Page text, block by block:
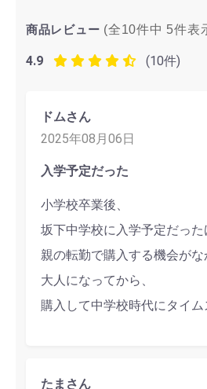
商品レビュー (全10件中 5件表
4.9 (10件)
ドムさん
2025年08月06日
入学予定だった
小学校卒業後、
坂下中学校に入学予定だった
親の転勤で購入する機会がな
大人になってから、
購入して中学校時代にタイ
たまさん